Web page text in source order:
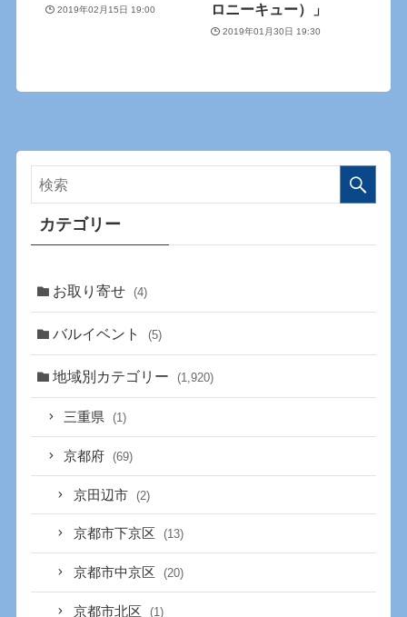
2019年02月15日 19:00
ロニーキュー）」
2019年01月30日 19:30
カテゴリー
お取り寄せ (4)
バルイベント (5)
地域別カテゴリー (1,920)
三重県 (1)
京都府 (69)
京田辺市 (2)
京都市下京区 (13)
京都市中京区 (20)
京都市北区 (1)